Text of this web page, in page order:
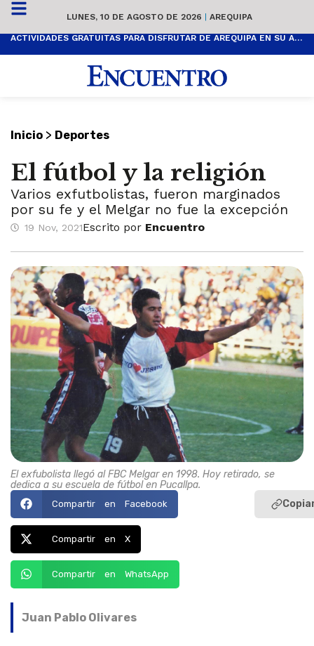
LUNES, 10 DE AGOSTO DE 2026 | AREQUIPA
ACTIVIDADES GRATUITAS PARA DISFRUTAR DE AREQUIPA EN SU ANIVERSARIO
Inicio > Deportes
El fútbol y la religión
Varios exfutbolistas, fueron marginados
por su fe y el Melgar no fue la excepción
19 Nov, 2021Escrito por Encuentro
El exfubolista llegó al FBC Melgar en 1998. Hoy retirado, se
dedica a su escuela de fútbol en Pucallpa.
Compartir en Facebook
Compartir en X
Compartir en WhatsApp
Juan Pablo Olivares